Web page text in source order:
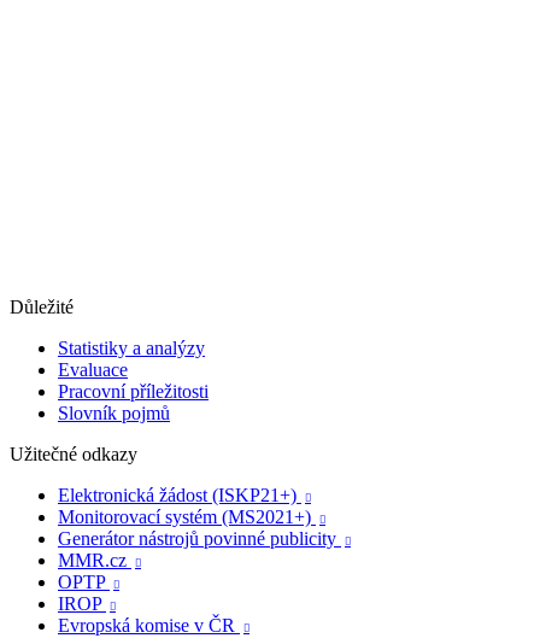
Důležité
Statistiky a analýzy
Evaluace
Pracovní příležitosti
Slovník pojmů
Užitečné odkazy
Elektronická žádost (ISKP21+)

Monitorovací systém (MS2021+) 
Generátor nástrojů povinné publicity 
MMR.cz 
OPTP 
IROP 
Evropská komise v ČR 